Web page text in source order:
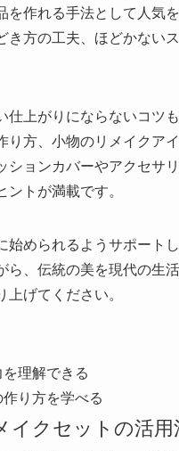
を作れる手法として人気
き方の工夫、ほどかない
上がりにならないコツ
方、小物のリメイクア
ョンカバーやアクセサ
トが満載です。
められるようサポート
、伝統の美を現代の生
げてください。
理解できる
り方を学べる
イクセットの活用